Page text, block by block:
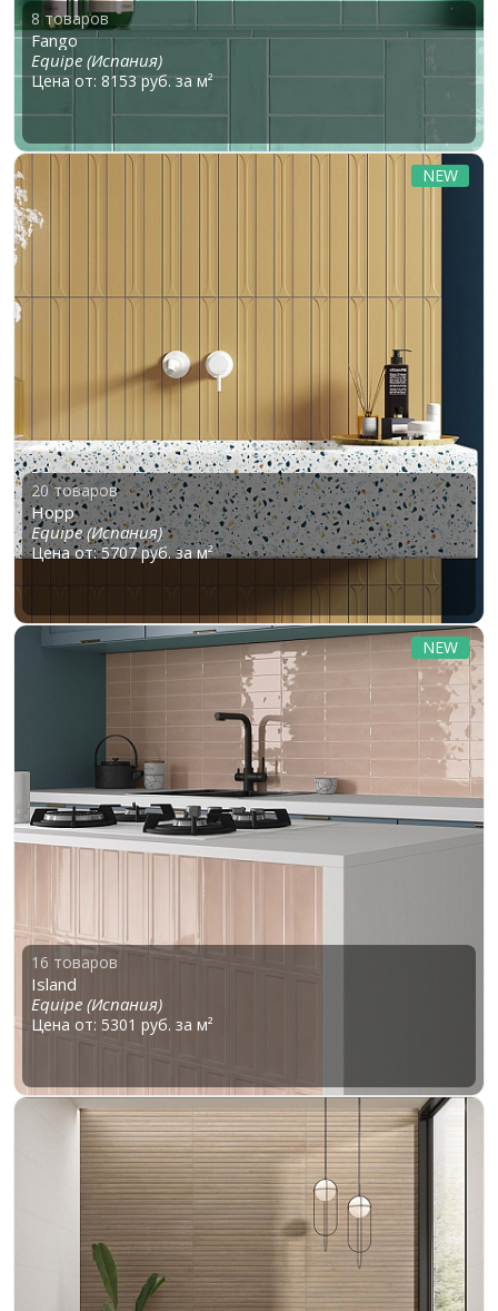
8 товаров
Fango
Equipe (Испания)
Цена от: 8153 руб. за м²
NEW
20 товаров
Hopp
Equipe (Испания)
Цена от: 5707 руб. за м²
NEW
16 товаров
Island
Equipe (Испания)
Цена от: 5301 руб. за м²